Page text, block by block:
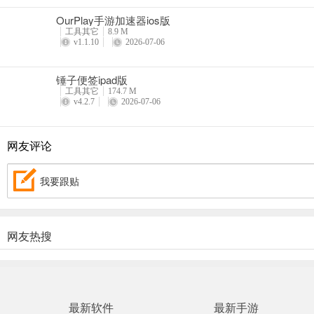
OurPlay手游加速器ios版
工具其它
8.9 M
v1.1.10
2026-07-06
锤子便签ipad版
工具其它
174.7 M
v4.2.7
2026-07-06
网友评论
我要跟贴
网友热搜
最新软件 最新手游